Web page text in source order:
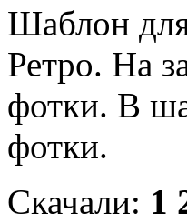
Шаблон
Ретро. На
фотки. В
фотки.
Скачали: 1